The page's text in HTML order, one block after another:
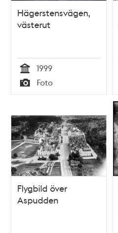
Hägerstensvägen,
västerut
Tid
1999
Typ
Foto
Flygbild över
Aspudden